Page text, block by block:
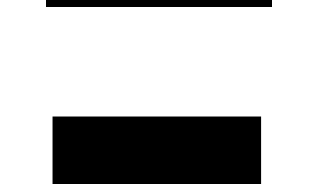
تواصل معنا الرئيسية